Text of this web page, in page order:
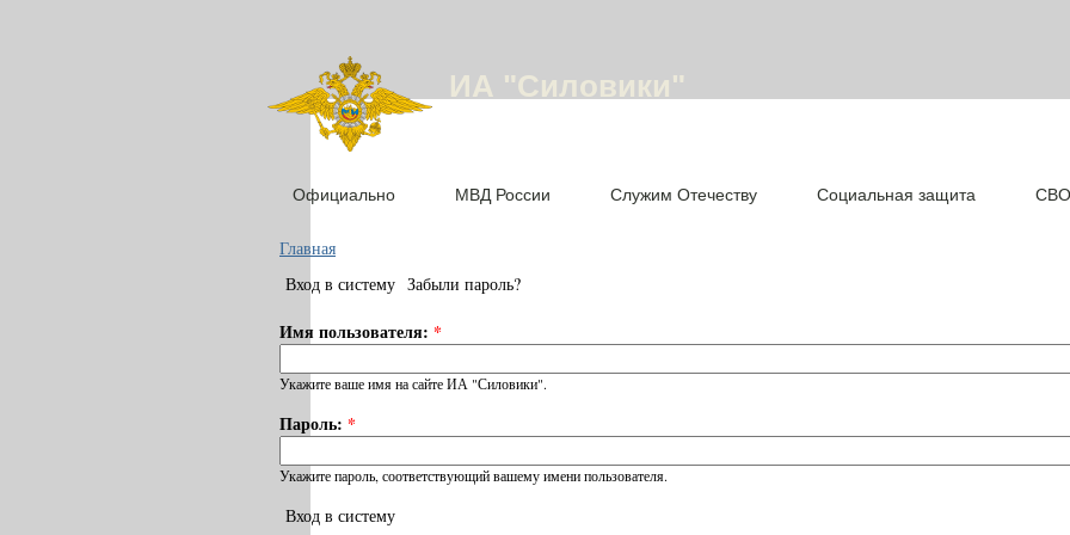
ИА "Силовики"
Официально МВД России Служим Отечеству Социальная защита СВО
Главная
Вход в систему Забыли пароль?
Имя пользователя: *
Укажите ваше имя на сайте ИА "Силовики".
Пароль: *
Укажите пароль, соответствующий вашему имени пользователя.
Вход в систему